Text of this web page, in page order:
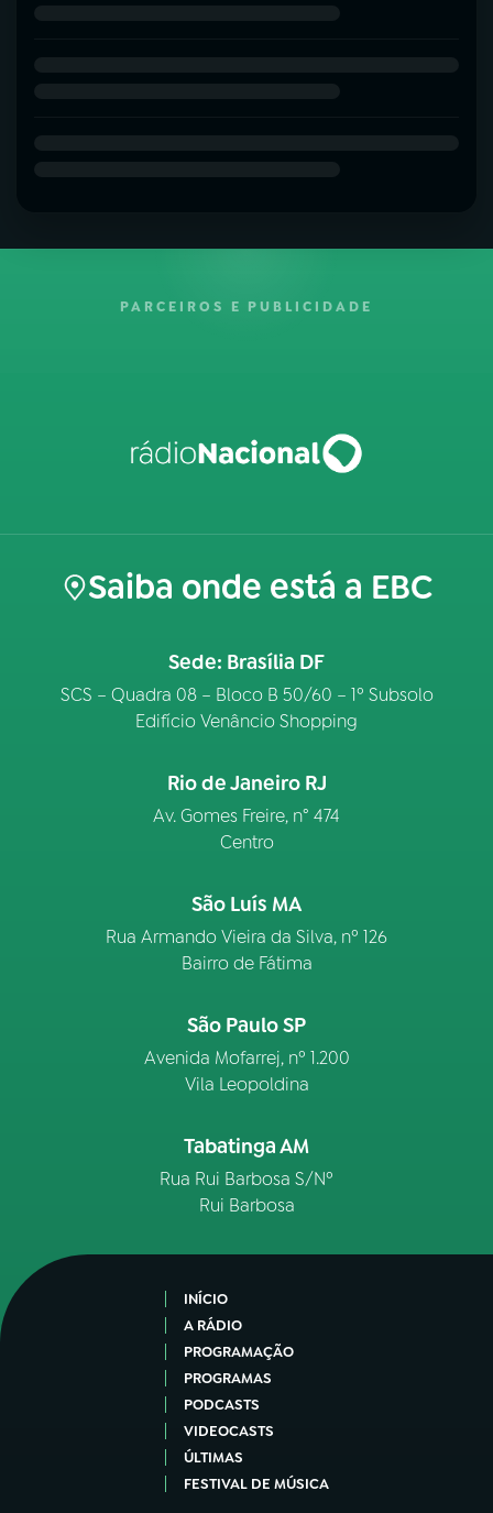
PARCEIROS E PUBLICIDADE
Saiba onde está a EBC
Sede: Brasília DF
SCS – Quadra 08 – Bloco B 50/60 – 1º Subsolo
Edifício Venâncio Shopping
Rio de Janeiro RJ
Av. Gomes Freire, n° 474
Centro
São Luís MA
Rua Armando Vieira da Silva, nº 126
Bairro de Fátima
São Paulo SP
Avenida Mofarrej, nº 1.200
Vila Leopoldina
Tabatinga AM
Rua Rui Barbosa S/Nº
Rui Barbosa
INÍCIO
A RÁDIO
PROGRAMAÇÃO
PROGRAMAS
PODCASTS
VIDEOCASTS
ÚLTIMAS
FESTIVAL DE MÚSICA